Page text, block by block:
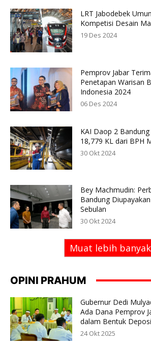
LRT Jabodebek
Kompetisi Desain
19 Des 2024
Pemprov Jabar
Penetapan Warisan
Indonesia 2024
06 Des 2024
KAI Daop 2
18,779 KL dari BPH
30 Okt 2024
Bey Machmudin:
Bandung
Sebulan
30 Okt 2024
Muat lebih banyak
OPINI PRAHUM
Gubernur Dedi
Ada Dana Pemprov
dalam Bentuk
24 Okt 2025